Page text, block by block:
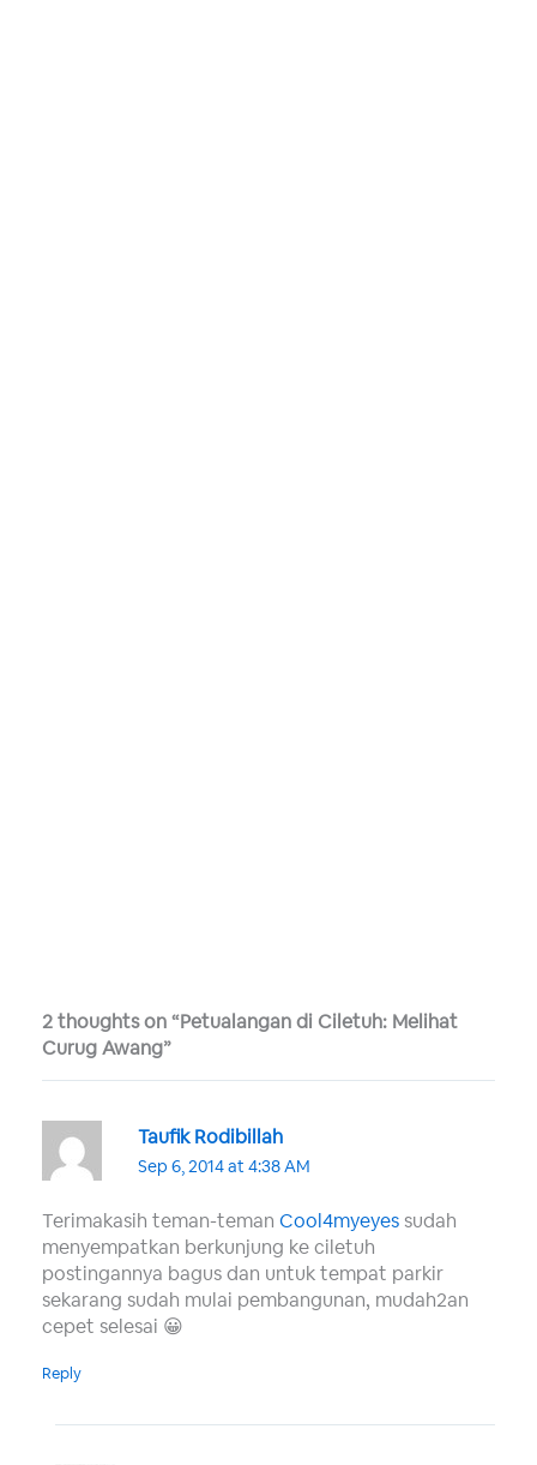
2 thoughts on “Petualangan di Ciletuh: Melihat
Curug Awang”
Taufik Rodibillah
Sep 6, 2014 at 4:38 AM
Terimakasih teman-teman Cool4myeyes sudah
menyempatkan berkunjung ke ciletuh
postingannya bagus dan untuk tempat parkir
sekarang sudah mulai pembangunan, mudah2an
cepet selesai 😀
Reply